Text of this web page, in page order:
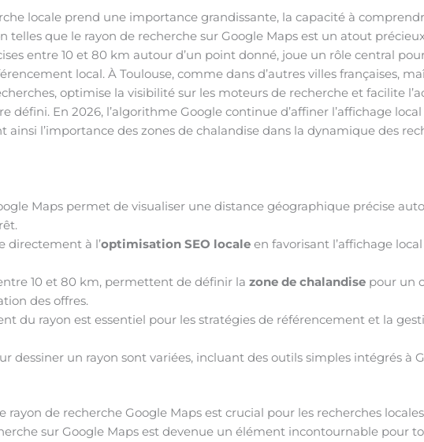
locale prend une importance grandissante, la capacité à
telles que le rayon de recherche sur Google Maps est un atout
entre 10 et 80 km autour d’un point donné, joue un rôle central
local. À Toulouse, comme dans d’autres villes françaises,
optimise la visibilité sur les moteurs de recherche et facilite
défini. En 2026, l’algorithme Google continue d’affiner l’affichage
l’importance des zones de chalandise dans la dynamique des
Maps permet de visualiser une distance géographique précise
directement à l’optimisation SEO locale en favorisant l’affichage
10 et 80 km, permettent de définir lazone de chalandise pour un
des offres.
du rayon est essentiel pour les stratégies de référencement et la
dessiner un rayon sont variées, incluant des outils simples intégrés à
de recherche Google Maps est crucial pour les recherches
sur Google Maps est devenue un élément incontournable pour